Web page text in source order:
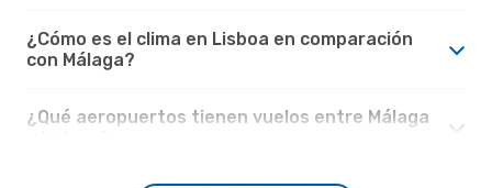
¿Cómo es el clima en Lisboa en comparación
con Málaga?
¿Qué aeropuertos tienen vuelos entre Málaga